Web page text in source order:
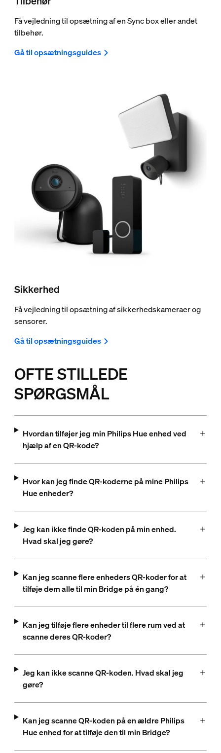
Få vejledning til opsætning af en Sync box eller andet
tilbehør.
Gå til opsætningsguides
Sikkerhed
Få vejledning til opsætning af sikkerhedskameraer og
sensorer.
Gå til opsætningsguides
OFTE STILLEDE
SPØRGSMÅL
Hvordan tilføjer jeg min Philips Hue enhed ved
hjælp af en QR-kode?
Hvor kan jeg finde QR-koderne på mine Philips
Hue enheder?
Jeg kan ikke finde QR-koden på min enhed.
Hvad skal jeg gøre?
Kan jeg scanne flere enheders QR-koder for at
tilføje dem alle til min Bridge på én gang?
Kan jeg tilføje flere enheder til flere rum ved at
scanne deres QR-koder?
Jeg kan ikke scanne QR-koden. Hvad skal jeg
gøre?
Kan jeg scanne QR-koden på en ældre Philips
Hue enhed for at tilføje den til min Bridge?